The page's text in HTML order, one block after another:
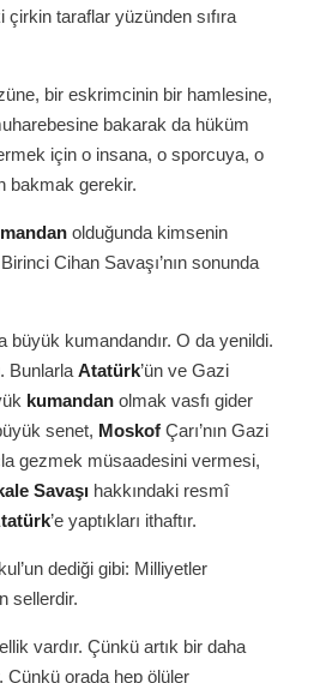
taraflar yüzünden sıfıra
bir eskrimcinin bir hamlesine,
bakarak da hüküm
için o insana, o sporcuya, o
bakmak gerekir.
olduğunda kimsenin
Cihan Savaşı’nın sonunda
büyük kumandandır. O da yenildi.
Bunlarla Atatürk’ün ve Gazi
kumandan olmak vasfı gider
senet, Moskof Çarı’nın Gazi
gezmek müsaadesini vermesi,
Savaşı hakkındaki resmî
’e yaptıkları ithaftır.
dediği gibi: Milliyetler
sellerdir.
vardır. Çünkü artık bir daha
Çünkü orada hep ölüler